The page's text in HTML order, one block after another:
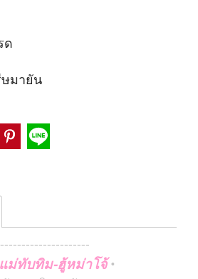
ด
มายัน
แม่ทับทิม-ฮู้หม่าโจ้•